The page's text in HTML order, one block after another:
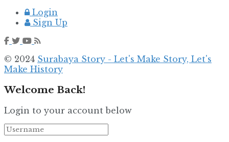
Login
Sign Up
© 2024 Surabaya Story - Let's Make Story, Let's
Make History
Welcome Back!
Login to your account below